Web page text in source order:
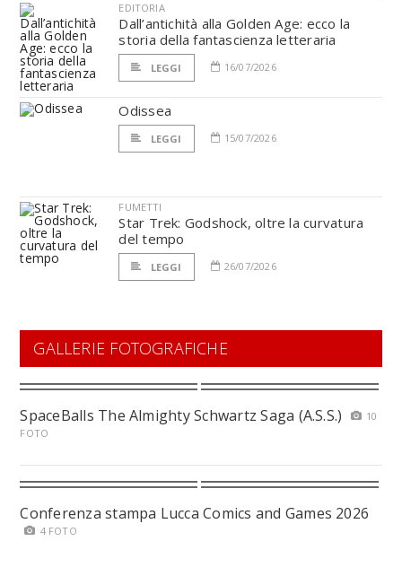
EDITORIA
Dall’antichità alla Golden Age: ecco la
storia della fantascienza letteraria
LEGGI 16/07/2026
Odissea
LEGGI 15/07/2026
FUMETTI
Star Trek: Godshock, oltre la curvatura
del tempo
LEGGI 26/07/2026
GALLERIE FOTOGRAFICHE
SpaceBalls The Almighty Schwartz Saga (A.S.S.)
10
FOTO
Conferenza stampa Lucca Comics and Games 2026
4 FOTO